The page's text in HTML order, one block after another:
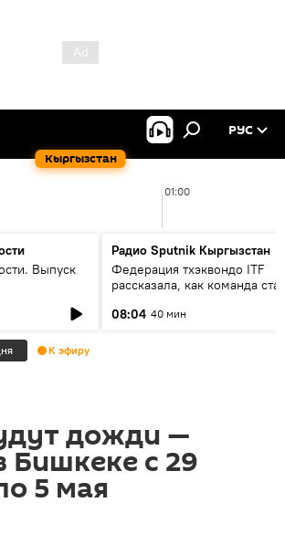
Кыргызстан
РУС
01:00
Выпуск
Радио Sputnik Кыргызстан
Федерация тхэквондо ITF
рассказала, как команда
08:04 40 мин
К эфиру
дожди —
Бишкеке с 29
5 мая